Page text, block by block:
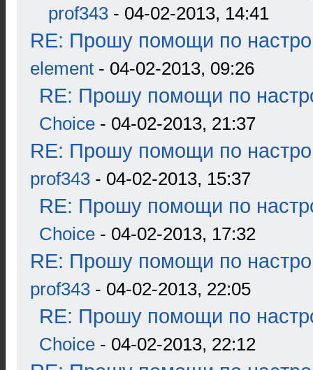
prof343 - 04-02-2013, 14:41
RE: Прошу помощи по
element - 04-02-2013, 09:26
RE: Прошу помощи по
Choice - 04-02-2013, 21:37
RE: Прошу помощи по
prof343 - 04-02-2013, 15:37
RE: Прошу помощи по
Choice - 04-02-2013, 17:32
RE: Прошу помощи по
prof343 - 04-02-2013, 22:05
RE: Прошу помощи по
Choice - 04-02-2013, 22:12